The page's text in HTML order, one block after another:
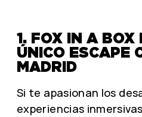
1. FOX IN A BOX
ÚNICO ESCAPE
MADRID
Si te apasionan los
experiencias